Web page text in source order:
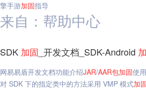
擎手游加固指导
来自：帮助中心
SDK 加固 _开发文档_SDK-Android
网易易盾开发文档功能介绍JAR/AAR包加固使
对 SDK 下的指定类中的方法采用 VMP 模式加